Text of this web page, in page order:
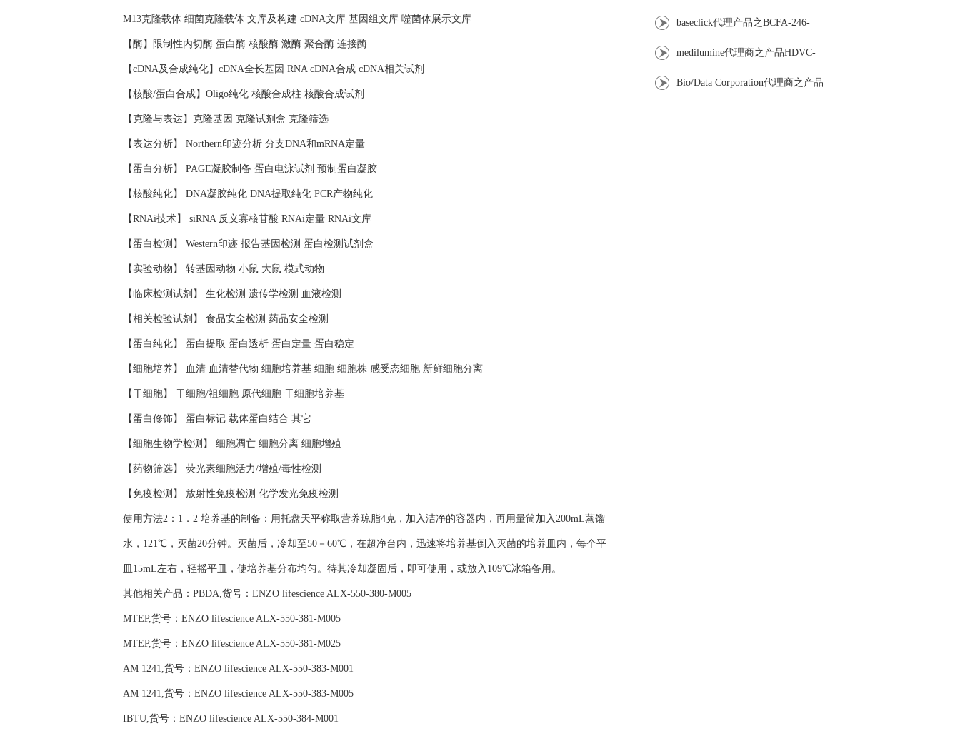
M13克隆载体 细菌克隆载体 文库及构建 cDNA文库 基因组文库 噬菌体展示文库
【酶】限制性内切酶 蛋白酶 核酸酶 激酶 聚合酶 连接酶
【cDNA及合成纯化】cDNA全长基因 RNA cDNA合成 cDNA相关试剂
【核酸/蛋白合成】Oligo纯化 核酸合成柱 核酸合成试剂
【克隆与表达】克隆基因 克隆试剂盒 克隆筛选
【表达分析】 Northern印迹分析 分支DNA和mRNA定量
【蛋白分析】 PAGE凝胶制备 蛋白电泳试剂 预制蛋白凝胶
【核酸纯化】 DNA凝胶纯化 DNA提取纯化 PCR产物纯化
【RNAi技术】 siRNA 反义寡核苷酸 RNAi定量 RNAi文库
【蛋白检测】 Western印迹 报告基因检测 蛋白检测试剂盒
【实验动物】 转基因动物 小鼠 大鼠 模式动物
【临床检测试剂】 生化检测 遗传学检测 血液检测
【相关检验试剂】 食品安全检测 药品安全检测
【蛋白纯化】 蛋白提取 蛋白透析 蛋白定量 蛋白稳定
【细胞培养】 血清 血清替代物 细胞培养基 细胞 细胞株 感受态细胞 新鲜细胞分离
【干细胞】 干细胞/祖细胞 原代细胞 干细胞培养基
【蛋白修饰】 蛋白标记 载体蛋白结合 其它
【细胞生物学检测】 细胞凋亡 细胞分离 细胞增殖
【药物筛选】 荧光素细胞活力/增殖/毒性检测
【免疫检测】 放射性免疫检测 化学发光免疫检测
使用方法2：1．2 培养基的制备：用托盘天平称取营养琼脂4克，加入洁净的容器内，再用量筒加入200mL蒸馏
水，121℃，灭菌20分钟。灭菌后，冷却至50－60℃，在超净台内，迅速将培养基倒入灭菌的培养皿内，每个平
皿15mL左右，轻摇平皿，使培养基分布均匀。待其冷却凝固后，即可使用，或放入109℃冰箱备用。
其他相关产品：PBDA,货号：ENZO lifescience ALX-550-380-M005
MTEP,货号：ENZO lifescience ALX-550-381-M005
MTEP,货号：ENZO lifescience ALX-550-381-M025
AM 1241,货号：ENZO lifescience ALX-550-383-M001
AM 1241,货号：ENZO lifescience ALX-550-383-M005
IBTU,货号：ENZO lifescience ALX-550-384-M001
剂BAPtofect-25 5mg kit
baseclick代理产品之BCFA-246-
5mg，Tri-β-GalNAc-PEG3-Azide
medilumine代理商之产品HDVC-
121，Fenestra HDVC动物CT造影剂
Bio/Data Corporation代理商之产品